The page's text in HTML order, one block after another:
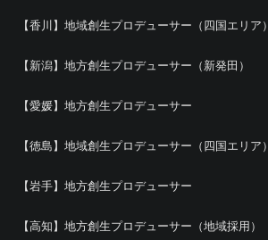
【香川】地域創生プロデューサー（四国エリア）
【新潟】地方創生プロデューサー（新発田）
【愛媛】地方創生プロデューサー
【徳島】地域創生プロデューサー（四国エリア）
【岩手】地方創生プロデューサー
【高知】地方創生プロデューサー（地域採用）